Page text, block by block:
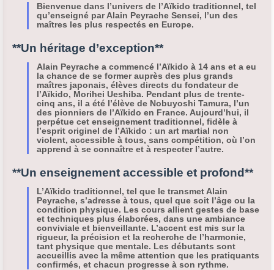
Bienvenue dans l’univers de l’Aïkido traditionnel, tel
qu’enseigné par Alain Peyrache Sensei, l’un des
maîtres les plus respectés en Europe.
**Un héritage d’exception**
Alain Peyrache a commencé l’Aïkido à 14 ans et a eu
la chance de se former auprès des plus grands
maîtres japonais, élèves directs du fondateur de
l’Aïkido, Morihei Ueshiba. Pendant plus de trente-
cinq ans, il a été l’élève de Nobuyoshi Tamura, l’un
des pionniers de l’Aïkido en France. Aujourd’hui, il
perpétue cet enseignement traditionnel, fidèle à
l’esprit originel de l’Aïkido : un art martial non
violent, accessible à tous, sans compétition, où l’on
apprend à se connaître et à respecter l’autre.
**Un enseignement accessible et profond**
L’Aïkido traditionnel, tel que le transmet Alain
Peyrache, s’adresse à tous, quel que soit l’âge ou la
condition physique. Les cours allient gestes de base
et techniques plus élaborées, dans une ambiance
conviviale et bienveillante. L’accent est mis sur la
rigueur, la précision et la recherche de l’harmonie,
tant physique que mentale. Les débutants sont
accueillis avec la même attention que les pratiquants
confirmés, et chacun progresse à son rythme.